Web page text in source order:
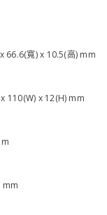
66.6(寬) x 10.5(高) mm
110(W) x 12(H) mm
mm